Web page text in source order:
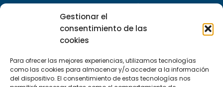
Gestionar el
consentimiento de las
cookies
Para ofrecer las mejores experiencias, utilizamos tecnologías
como las cookies para almacenar y/o acceder a la información
del dispositivo. El consentimiento de estas tecnologías nos
29590 Campanillas, Málaga